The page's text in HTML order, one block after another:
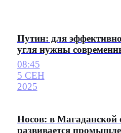
Путин: для
угля нужны
08:45
5 СЕН
2025
Носов: в Магаданской
развивается